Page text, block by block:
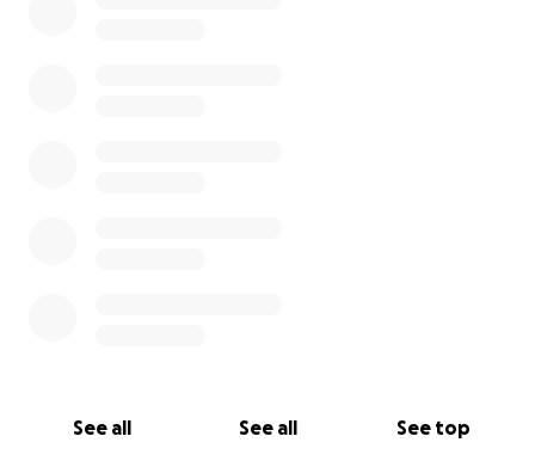
See all See all See top